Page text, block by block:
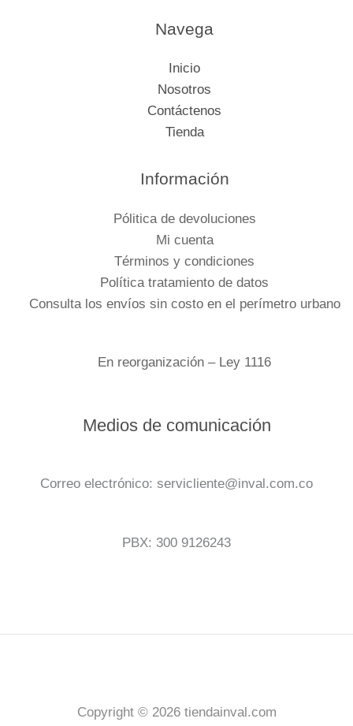
Navega
Inicio
Nosotros
Contáctenos
Tienda
Información
Pólitica de devoluciones
Mi cuenta
Términos y condiciones
Política tratamiento de datos
Consulta los envíos sin costo en el perímetro urbano
En reorganización – Ley 1116
Medios de comunicación
Correo electrónico: servicliente@inval.com.co
PBX: 300 9126243
Copyright © 2026 tiendainval.com